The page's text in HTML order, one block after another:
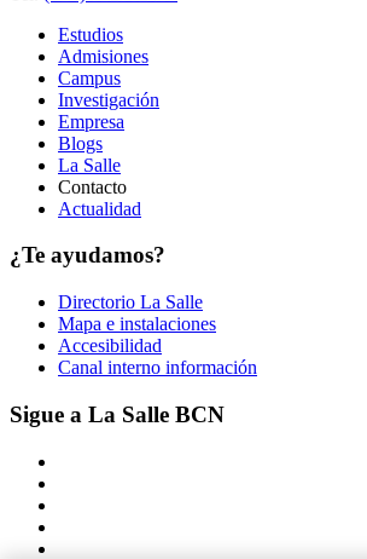
Estudios
Admisiones
Campus
Investigación
Empresa
Blogs
La Salle
Contacto
Actualidad
¿Te ayudamos?
Directorio La Salle
Mapa e instalaciones
Accesibilidad
Canal interno información
Sigue a La Salle BCN